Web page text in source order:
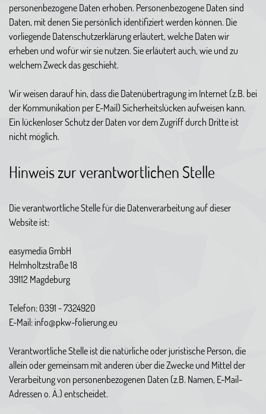
personenbezogene Daten erhoben. Personenbezogene Daten sind
Daten, mit denen Sie persönlich identifiziert werden können. Die
vorliegende Datenschutzerklärung erläutert, welche Daten wir
erheben und wofür wir sie nutzen. Sie erläutert auch, wie und zu
welchem Zweck das geschieht.
Wir weisen darauf hin, dass die Datenübertragung im Internet (z.B. bei
der Kommunikation per E-Mail) Sicherheitslücken aufweisen kann.
Ein lückenloser Schutz der Daten vor dem Zugriff durch Dritte ist
nicht möglich.
Hinweis zur verantwortlichen Stelle
Die verantwortliche Stelle für die Datenverarbeitung auf dieser
Website ist:
easymedia GmbH
Helmholtzstraße 18
39112 Magdeburg
Telefon: 0391 - 7324920
E-Mail: info@pkw-folierung.eu
Verantwortliche Stelle ist die natürliche oder juristische Person, die
allein oder gemeinsam mit anderen über die Zwecke und Mittel der
Verarbeitung von personenbezogenen Daten (z.B. Namen, E-Mail-
Adressen o. Ä.) entscheidet.